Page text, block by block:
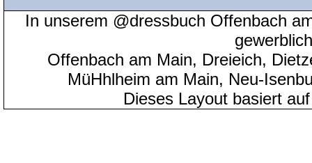
In unserem @dressbuch Offenbach
Offenbach am Main, Dreieich,
MüHhlheim am Main, Neu-
Dieses Layout basiert